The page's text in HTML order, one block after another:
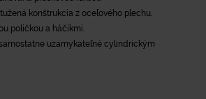
konštrukcia z oceľového plechu.
poličkou a háčikmi.
uzamykateľné cylindrickým